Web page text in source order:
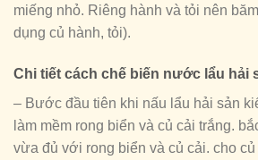
miếng nhỏ. Riêng hành và tỏi nên
dụng củ hành, tỏi).
Chi tiết cách chế biến nước lẩu hải
– Bước đầu tiên khi nấu lẩu hải sản
làm mềm rong biển và củ cải trắng.
vừa đủ với rong biển và củ cải. cho